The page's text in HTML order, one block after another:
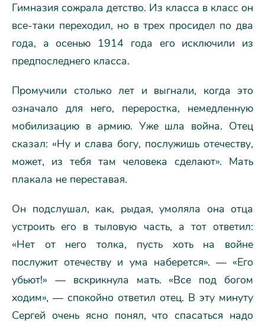
Гимназия сожрала детство. Из класса в класс он
все-таки переходил, но в трех просидел по два
года, а осенью 1914 года его исключили из
предпоследнего класса.
Промучили столько лет и выгнали, когда это
означало для него, переростка, немедленную
мобилизацию в армию. Уже шла война. Отец
сказал: «Ну и слава богу, послужишь отечеству,
может, из тебя там человека сделают». Мать
плакала не переставая.
Он подслушал, как, рыдая, умоляла она отца
устроить его в тыловую часть, а тот ответил:
«Нет от него толка, пусть хоть на войне
послужит отечеству и ума наберется». — «Его
убьют!» — вскрикнула мать. «Все под богом
ходим», — спокойно ответил отец. В эту минуту
Сергей очень ясно понял, что спасаться надо